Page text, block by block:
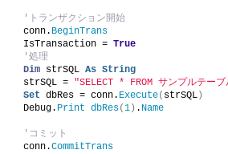
'トランザクション開始
    conn.
BeginTrans
    IsTransaction =
True
'処理
Dim strSQL As String
    strSQL =
"SELECT * FROM サンプルテー
Set dbRes = conn. Execute( strSQL )
    Debug.
Print dbRes(1 ) . Name
'コミット
    conn.
CommitTrans